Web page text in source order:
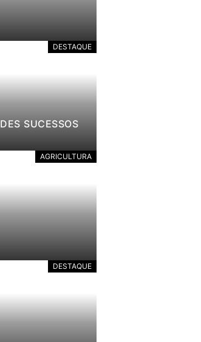
DESTAQUE
SUCESSOS
AGRICULTURA
DESTAQUE